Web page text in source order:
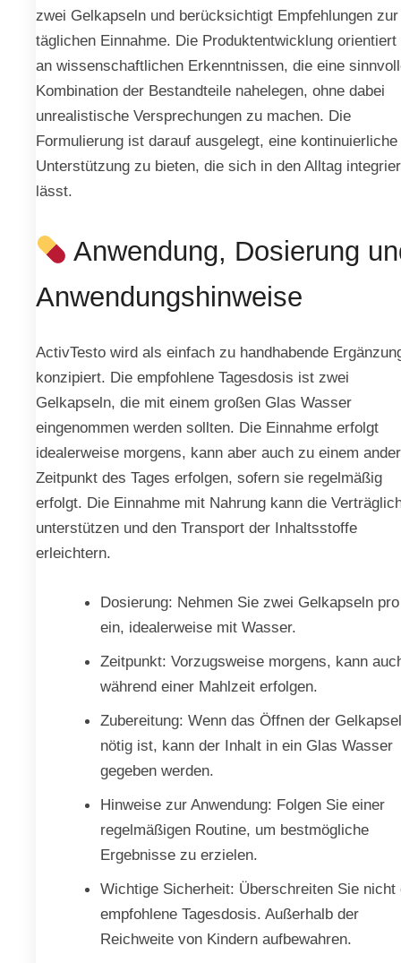
zwei Gelkapseln und berücksichtigt Empfehlungen zur
täglichen Einnahme. Die Produktentwicklung
an wissenschaftlichen Erkenntnissen, die eine
Kombination der Bestandteile nahelegen, ohne dabei
unrealistische Versprechungen zu machen. Die
Formulierung ist darauf ausgelegt, eine kontinuierliche
Unterstützung zu bieten, die sich in den Alltag
lässt.
Anwendung, Dosierung
Anwendungshinweise
ActivTesto wird als einfach zu handhabende
konzipiert. Die empfohlene Tagesdosis ist zwei
Gelkapseln, die mit einem großen Glas Wasser
eingenommen werden sollten. Die Einnahme erfolgt
idealerweise morgens, kann aber auch zu einem
Zeitpunkt des Tages erfolgen, sofern sie regelmäßig
erfolgt. Die Einnahme mit Nahrung kann die
unterstützen und den Transport der Inhaltsstoffe
erleichtern.
Dosierung: Nehmen Sie zwei Gelkapseln pro
ein, idealerweise mit Wasser.
Zeitpunkt: Vorzugsweise morgens, kann
während einer Mahlzeit erfolgen.
Zubereitung: Wenn das Öffnen der
nötig ist, kann der Inhalt in ein Glas Wasser
gegeben werden.
Hinweise zur Anwendung: Folgen Sie einer
regelmäßigen Routine, um bestmögliche
Ergebnisse zu erzielen.
Wichtige Sicherheit: Überschreiten Sie nicht
empfohlene Tagesdosis. Außerhalb der
Reichweite von Kindern aufbewahren.